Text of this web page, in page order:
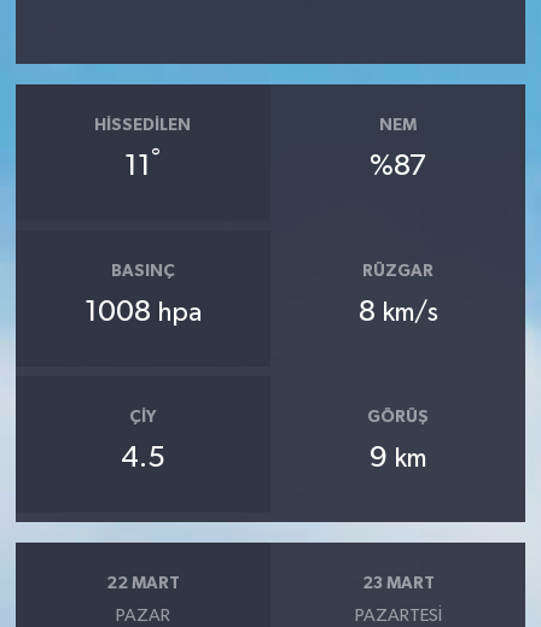
HISSEDILEN
11 °
NEM
%87
BASINÇ
1008 hpa
RÜZGAR
8 km/s
ÇIY
4.5
GÖRÜŞ
9 km
22 MART
PAZAR
23 MART
PAZARTESI